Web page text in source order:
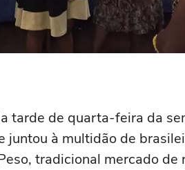
tarde de quarta-feira da
juntou à multidão de
tradicional mercado de